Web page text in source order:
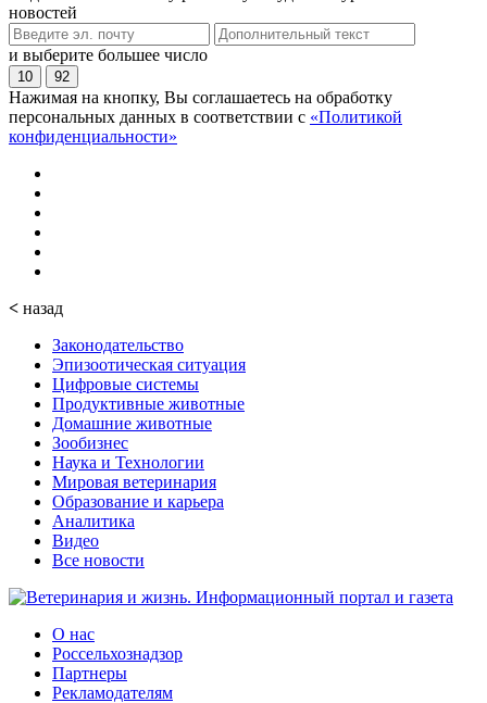
новостей
и выберите большее число
10 92
Нажимая на кнопку, Вы соглашаетесь на обработку
персональных данных в соответствии с «Политикой
конфиденциальности»
< назад
Законодательство
Эпизоотическая ситуация
Цифровые системы
Продуктивные животные
Домашние животные
Зообизнес
Наука и Технологии
Мировая ветеринария
Образование и карьера
Аналитика
Видео
Все новости
О нас
Россельхознадзор
Партнеры
Рекламодателям